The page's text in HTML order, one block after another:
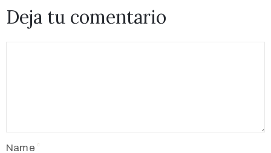
Deja tu comentario
Name